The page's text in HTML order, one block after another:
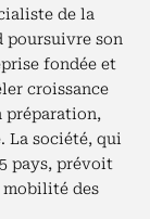
de la
poursuivre son
fondée et
croissance
préparation,
La société, qui
pays, prévoit
mobilité des